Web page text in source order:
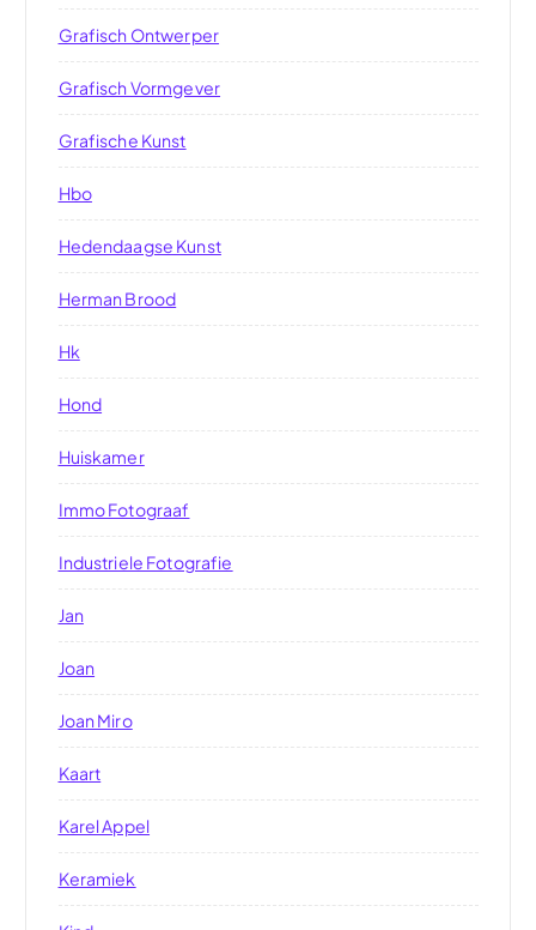
Grafisch Ontwerper
Grafisch Vormgever
Grafische Kunst
Hbo
Hedendaagse Kunst
Herman Brood
Hk
Hond
Huiskamer
Immo Fotograaf
Industriele Fotografie
Jan
Joan
Joan Miro
Kaart
Karel Appel
Keramiek